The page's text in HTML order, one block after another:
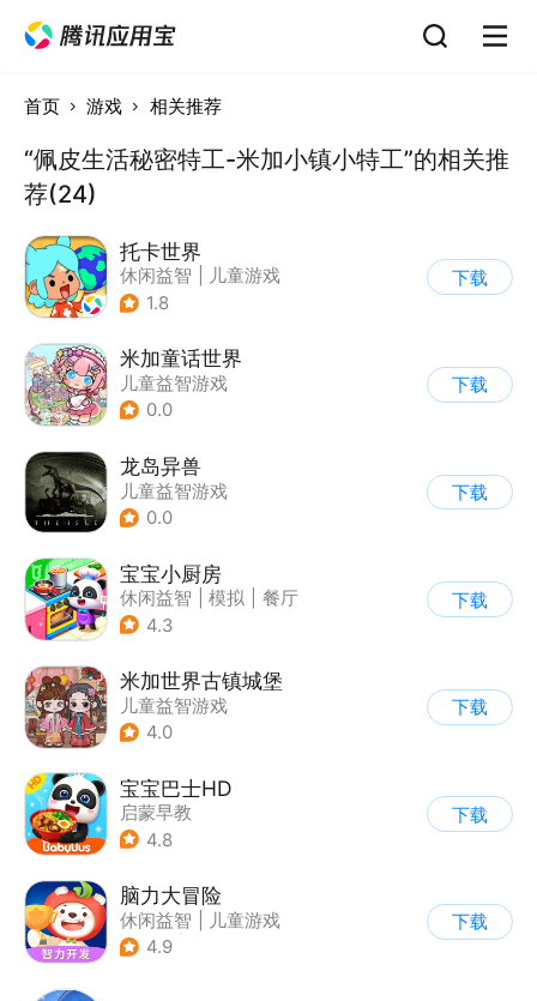
首页 游戏 相关推荐
“佩皮生活秘密特工-米加小镇小特工”的相关推
荐(24)
托卡世界
休闲益智
儿童游戏
1.8
下载
米加童话世界
儿童益智游戏
0.0
下载
龙岛异兽
儿童益智游戏
0.0
下载
宝宝小厨房
休闲益智 模拟
餐厅
| 宝宝巴士
4.3
下载
米加世界古镇城堡
儿童益智游戏
4.0
下载
宝宝巴士HD
启蒙早教
| 儿童益智游戏
4.8
下载
脑力大冒险
休闲益智
儿童游戏
| 卡通
4.9
下载